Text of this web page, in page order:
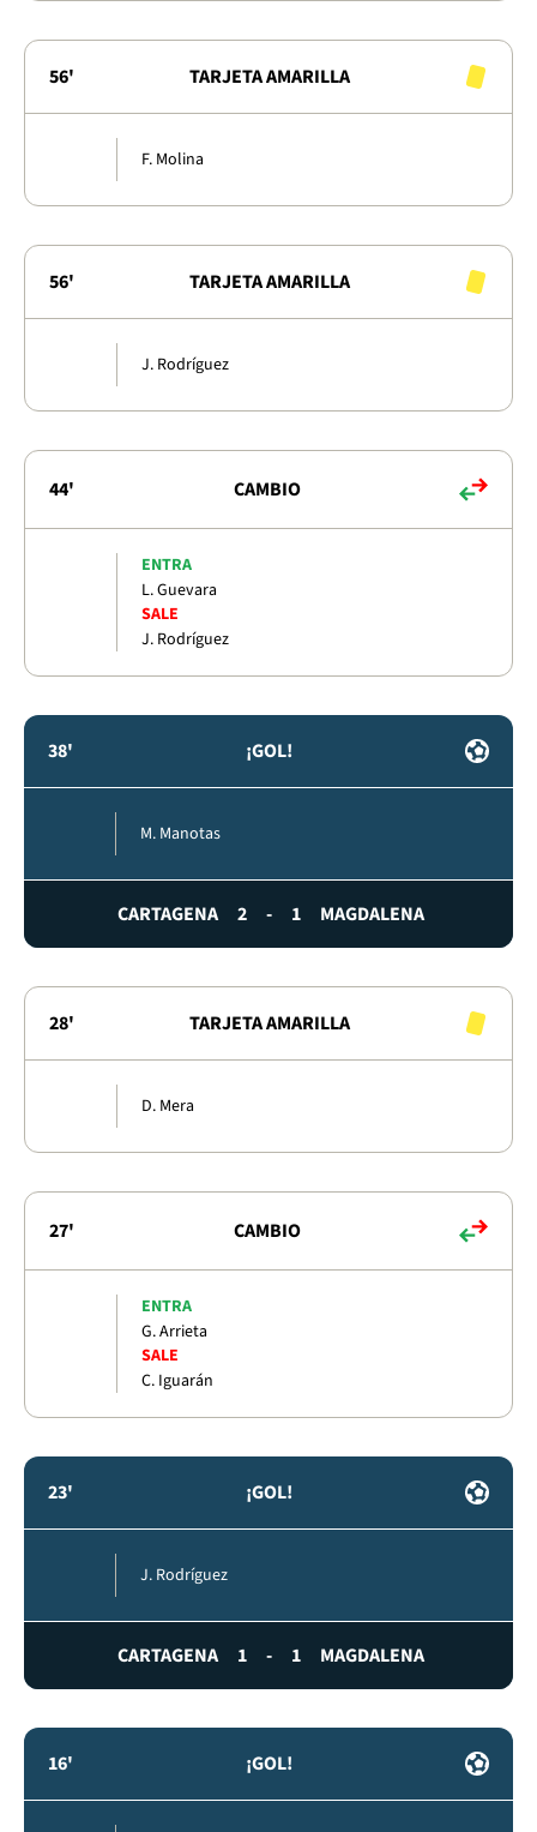
56' TARJETA AMARILLA
F. Molina
56' TARJETA AMARILLA
J. Rodríguez
44' CAMBIO
ENTRA
L. Guevara
SALE
J. Rodríguez
38' ¡GOL!
M. Manotas
CARTAGENA 2 - 1 MAGDALENA
28' TARJETA AMARILLA
D. Mera
27' CAMBIO
ENTRA
G. Arrieta
SALE
C. Iguarán
23' ¡GOL!
J. Rodríguez
CARTAGENA 1 - 1 MAGDALENA
16' ¡GOL!